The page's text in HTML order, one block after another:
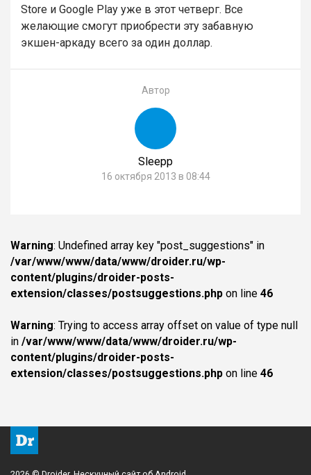
Store и Google Play уже в этот четверг. Все
желающие смогут приобрести эту забавную
экшен-аркаду всего за один доллар.
Автор
Sleepp
16 октября 2013 в 08:44
Warning: Undefined array key "post_suggestions" in
/var/www/www/data/www/droider.ru/wp-
content/plugins/droider-posts-
extension/classes/postsuggestions.php on line 46
Warning: Trying to access array offset on value of type null
in /var/www/www/data/www/droider.ru/wp-
content/plugins/droider-posts-
extension/classes/postsuggestions.php on line 46